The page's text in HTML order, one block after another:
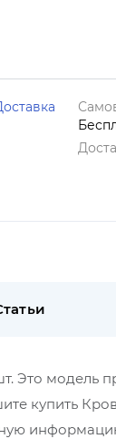
Это модель
купить